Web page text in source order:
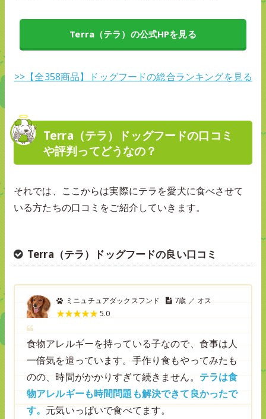
Terra（テラ）の公式HPを見る
>>【全358商品】ドッグフードの総合ランキングを見る
Terra（テラ）ドッグフードの口コミ
や評判ってどうなの？
それでは、ここからは実際にテラを愛犬に食べさせて
いる方たちの口コミをご紹介していきます。
Terra（テラ）ドッグフードの良い口コミ
ミニュチュアダックスフンド
7歳 ／ オス
5.0
食物アレルギーを持っている子なので、食事は人
一倍気を遣っています。手作り食もやってみたも
のの、時間がかかりすぎて続きません。 テラは食
物アレルギーも時間問題も解決できて良かったで
す。 元気いっぱいで食べてます。